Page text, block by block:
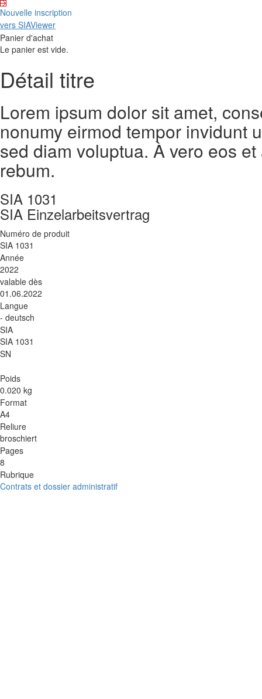
Nouvelle inscription
vers SIAViewer
Panier d'achat
Le panier est vide.
Détail titre
Lorem ipsum dolor sit amet,
nonumy eirmod tempor invidunt
sed diam voluptua. À vero eos
rebum.
SIA 1031
SIA Einzelarbeitsvertrag
Numéro de produit
SIA 1031
Année
2022
valable dès
01.06.2022
Langue
- deutsch
SIA
SIA 1031
SN
Poids
0.020 kg
Format
A4
Reliure
broschiert
Pages
8
Rubrique
Contrats et dossier administratif